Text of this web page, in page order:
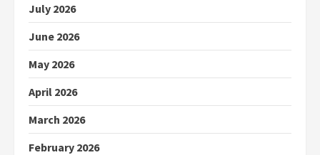
July 2026
June 2026
May 2026
April 2026
March 2026
February 2026